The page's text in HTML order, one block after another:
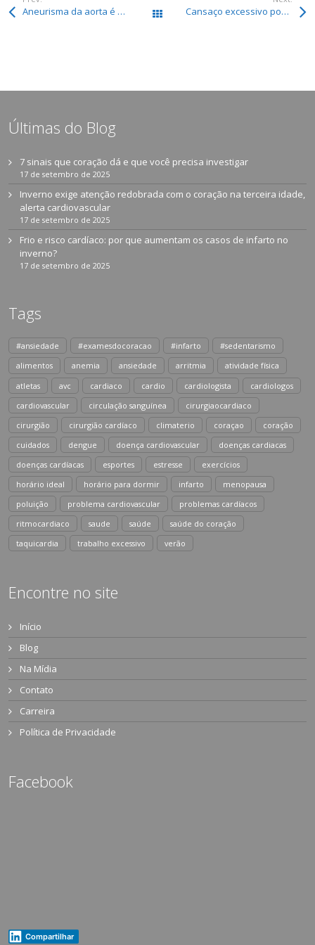
Aneurisma da aorta é uma doença assintomática que pode ser letal All Works Cansaço excessivo pode ser sinal de problema no coração, 400 mil mortes por ano estão relacionadas a problemas cardíacos
Últimas do Blog
7 sinais que coração dá e que você precisa investigar
17 de setembro de 2025
Inverno exige atenção redobrada com o coração na terceira idade,
alerta cardiovascular
17 de setembro de 2025
Frio e risco cardíaco: por que aumentam os casos de infarto no
inverno?
17 de setembro de 2025
Tags
#ansiedade #examesdocoracao #infarto
#sedentarismo
alimentos
anemia ansiedade arritmia
atividade física
atletas
avc cardiaco cardio cardiologista
cardiologos
cardiovascular
circulação sanguínea
cirurgiaocardiaco
cirurgião
cirurgião cardíaco climaterio coraçao
coração
cuidados
dengue doença cardiovascular
doenças cardiacas
doenças cardíacas
esportes estresse
exercícios
horário ideal
horário para dormir infarto
menopausa
poluição
problema cardiovascular
problemas cardíacos
ritmocardiaco
saude saúde
saúde do coração
taquicardia
trabalho excessivo verão
Encontre no site
Início
Blog
Na Mídia
Contato
Carreira
Política de Privacidade
Facebook
Compartilhar